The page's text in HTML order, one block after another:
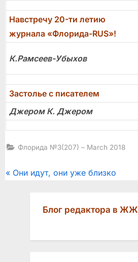
Навстречу 20-ти летию
журнала «Флорида-RUS»!
К.Рамсеев-Убыхов
Застолье с писателем
Джером К. Джером
Флорида №3(207) – March 2018
Post
P
Они идут, они уже близко
Блог редактора в ЖЖ